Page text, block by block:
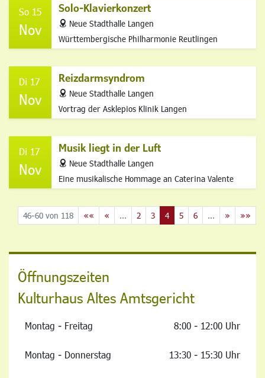
Solo-Klavierkonzert
Württembergische Philharmonie Reutlingen
So 15
Nov
address
Neue Stadthalle Langen
Reizdarmsyndrom
Vortrag der Asklepios Klinik Langen
Di 17
Nov
address
Neue Stadthalle Langen
Musik liegt in der Luft
Eine musikalische Hommage an Caterina Valente
Di 17
Nov
address
Neue Stadthalle Langen
46-60 von 118 «« « ... 2 3 4 5 6 ... » »»
Öffnungszeiten
Kulturhaus Altes Amtsgericht
Montag - Freitag 8:00 - 12:00 Uhr
Montag - Donnerstag 13:30 - 15:30 Uhr